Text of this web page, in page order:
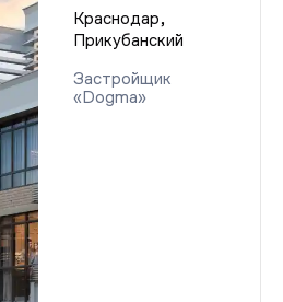
Краснодар,
Прикубанский
Застройщик
«Dogma»